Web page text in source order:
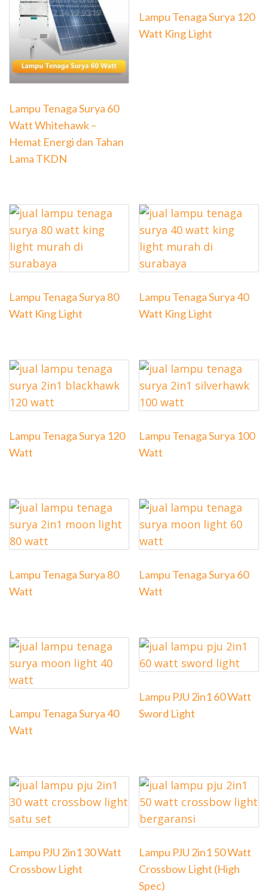
Lampu Tenaga Surya 60
Watt Whitehawk –
Hemat Energi dan Tahan
Lama TKDN
Lampu Tenaga Surya 120
Watt King Light
Lampu Tenaga Surya 80
Watt King Light
Lampu Tenaga Surya 40
Watt King Light
Lampu Tenaga Surya 120
Watt
Lampu Tenaga Surya 100
Watt
Lampu Tenaga Surya 80
Watt
Lampu Tenaga Surya 60
Watt
Lampu Tenaga Surya 40
Watt
Lampu PJU 2in1 60 Watt
Sword Light
Lampu PJU 2in1 30 Watt
Crossbow Light
Lampu PJU 2in1 50 Watt
Crossbow Light (High
Spec)